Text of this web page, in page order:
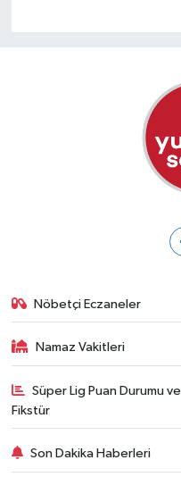
Nöbetçi Eczaneler
Namaz Vakitleri
Süper Lig Puan Durumu ve
Fikstür
Son Dakika Haberleri